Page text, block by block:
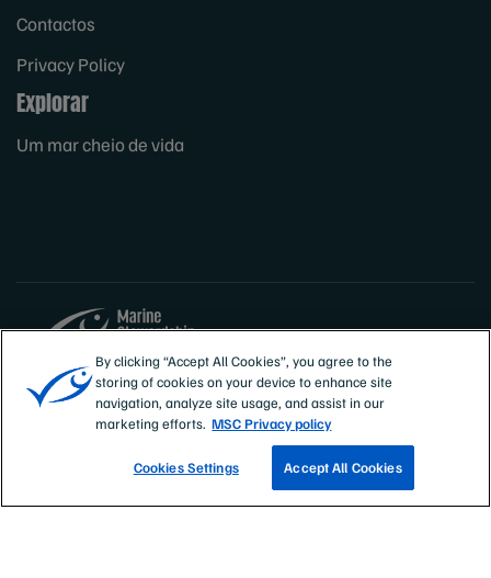
Contactos
Privacy Policy
Explorar
Um mar cheio de vida
Sites
Portugal
By clicking “Accept All Cookies”, you agree to the
storing of cookies on your device to enhance site
navigation, analyze site usage, and assist in our
marketing efforts. MSC Privacy policy
Cookies Settings Accept All Cookies